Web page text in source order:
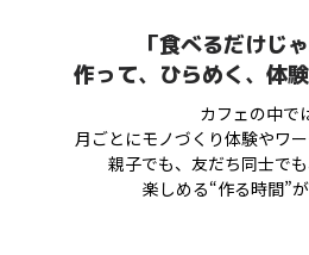
「食べるだけじ
作って、ひらめく、体
カフェの中で
月ごとにモノづくり体験やワー
親子でも、友だち同士で
楽しめる“作る時間”が